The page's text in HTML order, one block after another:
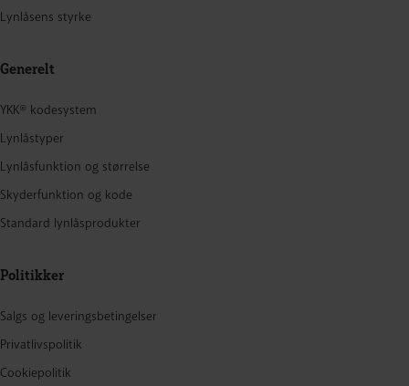
Lynlåsens styrke
Generelt
YKK® kodesystem
Lynlåstyper
Lynlåsfunktion og størrelse
Skyderfunktion og kode
Standard lynlåsprodukter
Politikker
Salgs og leveringsbetingelser
Privatlivspolitik
Cookiepolitik